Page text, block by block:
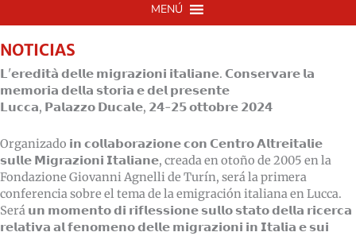
MENÚ
NOTICIAS
𝗟'𝗲𝗿𝗲𝗱𝗶𝘁𝗮̀ 𝗱𝗲𝗹𝗹𝗲 𝗺𝗶𝗴𝗿𝗮𝘇𝗶𝗼𝗻𝗶 𝗶𝘁𝗮𝗹𝗶𝗮𝗻𝗲. 𝗖𝗼𝗻𝘀𝗲𝗿𝘃𝗮𝗿𝗲 𝗹𝗮
𝗺𝗲𝗺𝗼𝗿𝗶𝗮 𝗱𝗲𝗹𝗹𝗮 𝘀𝘁𝗼𝗿𝗶𝗮 𝗲 𝗱𝗲𝗹 𝗽𝗿𝗲𝘀𝗲𝗻𝘁𝗲
𝗟𝘂𝗰𝗰𝗮, 𝗣𝗮𝗹𝗮𝘇𝘇𝗼 𝗗𝘂𝗰𝗮𝗹𝗲, 𝟮𝟰-𝟮𝟱 𝗼𝘁𝘁𝗼𝗯𝗿𝗲 𝟮𝟬𝟮𝟰
Organizado 𝗶𝗻 𝗰𝗼𝗹𝗹𝗮𝗯𝗼𝗿𝗮𝘇𝗶𝗼𝗻𝗲 𝗰𝗼𝗻 𝗖𝗲𝗻𝘁𝗿𝗼 𝗔𝗹𝘁𝗿𝗲𝗶𝘁𝗮𝗹𝗶𝗲
𝘀𝘂𝗹𝗹𝗲 𝗠𝗶𝗴𝗿𝗮𝘇𝗶𝗼𝗻𝗶 𝗜𝘁𝗮𝗹𝗶𝗮𝗻𝗲, creada en otoño de 2005 en la
Fondazione Giovanni Agnelli de Turín, será la primera
conferencia sobre el tema de la emigración italiana en Lucca.
Será 𝘂𝗻 𝗺𝗼𝗺𝗲𝗻𝘁𝗼 𝗱𝗶 𝗿𝗶𝗳𝗹𝗲𝘀𝘀𝗶𝗼𝗻𝗲 𝘀𝘂𝗹𝗹𝗼 𝘀𝘁𝗮𝘁𝗼 𝗱𝗲𝗹𝗹𝗮 𝗿𝗶𝗰𝗲𝗿𝗰𝗮
𝗿𝗲𝗹𝗮𝘁𝗶𝘃𝗮 𝗮𝗹 𝗳𝗲𝗻𝗼𝗺𝗲𝗻𝗼 𝗱𝗲𝗹𝗹𝗲 𝗺𝗶𝗴𝗿𝗮𝘇𝗶𝗼𝗻𝗶 𝗶𝗻 𝗜𝘁𝗮𝗹𝗶𝗮 𝗲 𝘀𝘂𝗶